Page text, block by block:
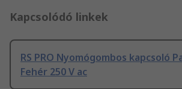
Kapcsolódó linkek
RS PRO Nyomógombos kapcsoló
Fehér 250 V ac